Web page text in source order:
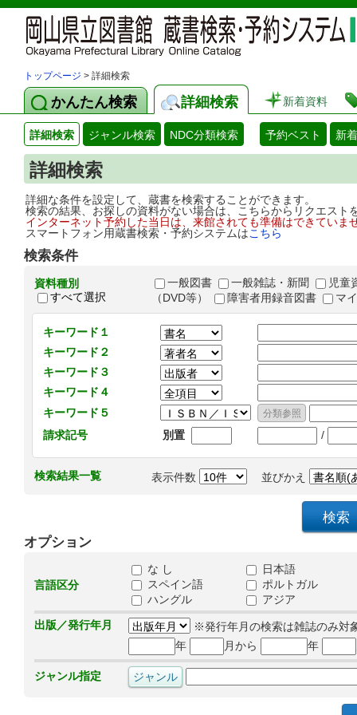
トップページ > 詳細検索
かんたん検索 詳細検索 新着資料
詳細検索 ジャンル検索 NDC分類検索 予約ベスト 新
詳細検索
詳細な条件を設定して、蔵書を検索することができます。
検索の結果、お探しの資料がない場合は、こちらからリクエス
インターネット予約した当日は、来館されても準備はできてい
スマートフォン用蔵書検索・予約システムはこちら
検索条件
資料種別
すべて選択
一般図書 一般雑誌・新聞
児童
（DVD等）
障害者用録音図書 マ
キーワード１
キーワード２
キーワード３
キーワード４
キーワード５
請求記号
別置 /
検索結果一覧 表示件数 並びかえ
オプション
言語区分
な し
日本語
スペイン語
ポルトガル
ハングル
アジア
出版／発行年月
※発行年月の検索は雑誌のみ対
年
月から 年
ジャンル指定